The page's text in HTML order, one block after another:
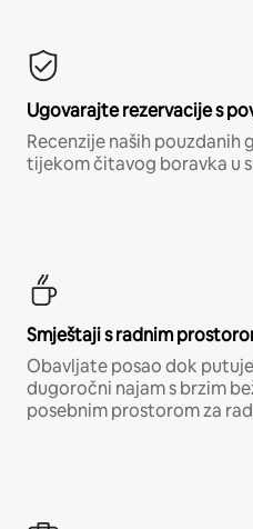
Ugovarajte rezervacije s
Recenzije naših pouzdanih
tijekom čitavog boravka u
Smještaji s radnim
Obavljate posao dok
dugoročni najam s brzim
posebnim prostorom za